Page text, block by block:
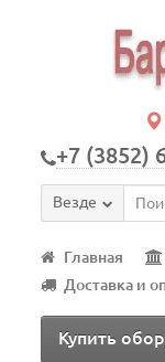
+7 (3852)
Везде
Главная
Доставка и
Купить